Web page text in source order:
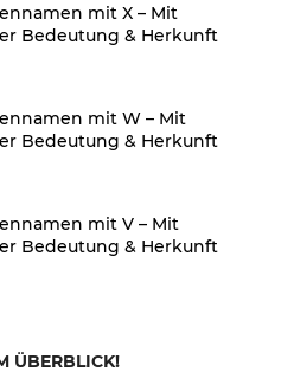
mit X – Mit
Bedeutung & Herkunft
mit W – Mit
Bedeutung & Herkunft
mit V – Mit
Bedeutung & Herkunft
ÜBERBLICK!